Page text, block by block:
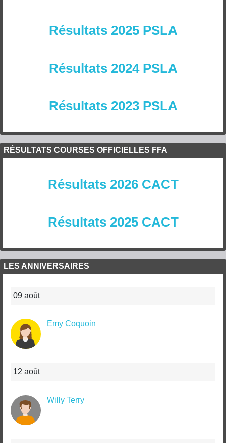
Résultats 2025 PSLA
Résultats 2024 PSLA
Résultats 2023 PSLA
RÉSULTATS COURSES OFFICIELLES FFA
Résultats 2026 CACT
Résultats 2025 CACT
LES ANNIVERSAIRES
09 août
Emy Coquoin
12 août
Willy Terry